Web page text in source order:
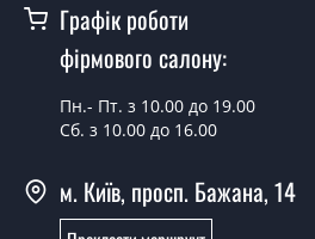
Можна на сьогодні
Так можна.
двері
Графік роботи
фірмового салону:
Пн.- Пт. з 10.00 до 19.00
Сб. з 10.00 до 16.00
м. Київ, просп. Бажана, 14